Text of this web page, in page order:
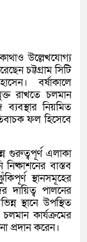
উল্লেখযোগ্য
চট্টগ্রাম সিটি
বর্ষাকালে
রাখতে চলমান
ব্যবস্থার নিয়মিত
ফল হিসেবে
গুরুত্বপূর্ণ এলাকা
বাস্তব
স্থানসমূহের
দায়িত্ব পালনের
স্থানে উপস্থিত
কার্যক্রমের
প্রদান করেন।